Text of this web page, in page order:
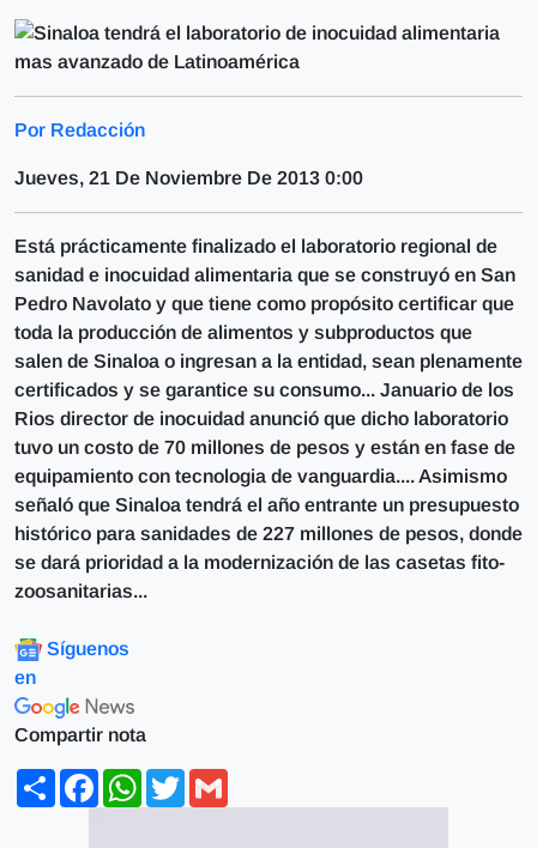
Por Redacción
Jueves, 21 De Noviembre De 2013 0:00
Está prácticamente finalizado el laboratorio regional de
sanidad e inocuidad alimentaria que se construyó en San
Pedro Navolato y que tiene como propósito certificar que
toda la producción de alimentos y subproductos que
salen de Sinaloa o ingresan a la entidad, sean plenamente
certificados y se garantice su consumo... Januario de los
Rios director de inocuidad anunció que dicho laboratorio
tuvo un costo de 70 millones de pesos y están en fase de
equipamiento con tecnologia de vanguardia.... Asimismo
señaló que Sinaloa tendrá el año entrante un presupuesto
histórico para sanidades de 227 millones de pesos, donde
se dará prioridad a la modernización de las casetas fito-
zoosanitarias...
Síguenos
en
Compartir nota
ShareFacebookWhatsApp
Twitter